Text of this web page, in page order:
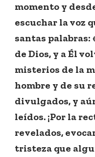
momento y
escuchar la voz
santas palabras:
de Dios, y a Él
misterios de la
hombre y de su
divulgados, y
leídos. ¡Por la
revelados,
tristeza que